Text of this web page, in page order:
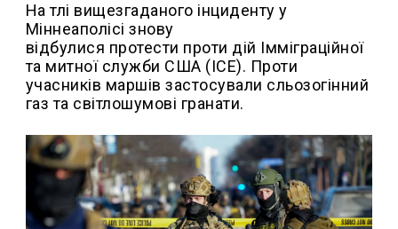
На тлі вищезгаданого інциденту у
Міннеаполісі знову
відбулися протести проти дій Імміграційної
та митної служби США (ICE). Проти
учасників маршів застосували сльозогінний
газ та світлошумові гранати.